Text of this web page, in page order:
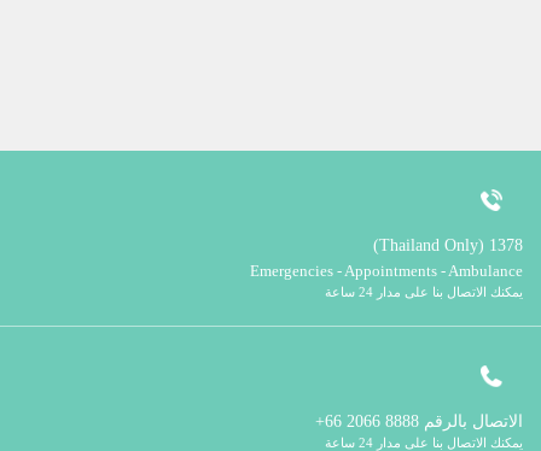
1378 (Thailand Only)
Emergencies - Appointments - Ambulance
يمكنك الاتصال بنا على مدار 24 ساعة
الاتصال بالرقم
يمكنك الاتصال بنا على مدار 24 ساعة